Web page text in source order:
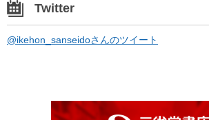
Twitter
@ikehon_sanseidoさんのツイート